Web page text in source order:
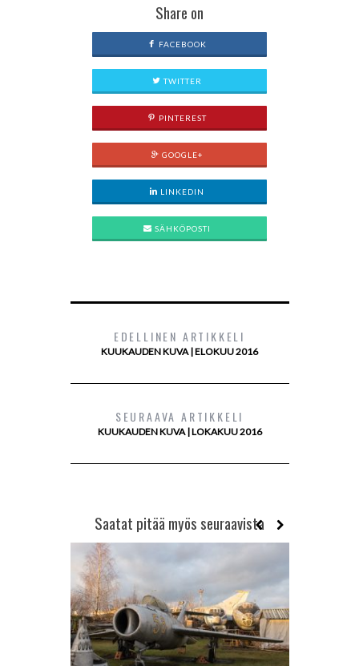
Share on
FACEBOOK
TWITTER
PINTEREST
GOOGLE+
LINKEDIN
SÄHKÖPOSTI
EDELLINEN ARTIKKELI
KUUKAUDEN KUVA | ELOKUU 2016
SEURAAVA ARTIKKELI
KUUKAUDEN KUVA | LOKAKUU 2016
Saatat pitää myös seuraavista